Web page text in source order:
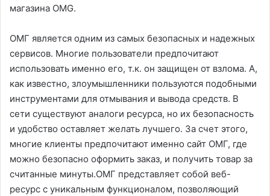
магазина OMG.
ОМГ является одним из самых безопасных и надежных
сервисов. Многие пользователи предпочитают
использовать именно его, т.к. он защищен от взлома. А,
как известно, злоумышленники пользуются подобными
инструментами для отмывания и вывода средств. В
сети существуют аналоги ресурса, но их безопасность
и удобство оставляет желать лучшего. За счет этого,
многие клиенты предпочитают именно сайт ОМГ, где
можно безопасно оформить заказ, и получить товар за
считанные минуты.ОМГ представляет собой веб-
ресурс с уникальным функционалом, позволяющий